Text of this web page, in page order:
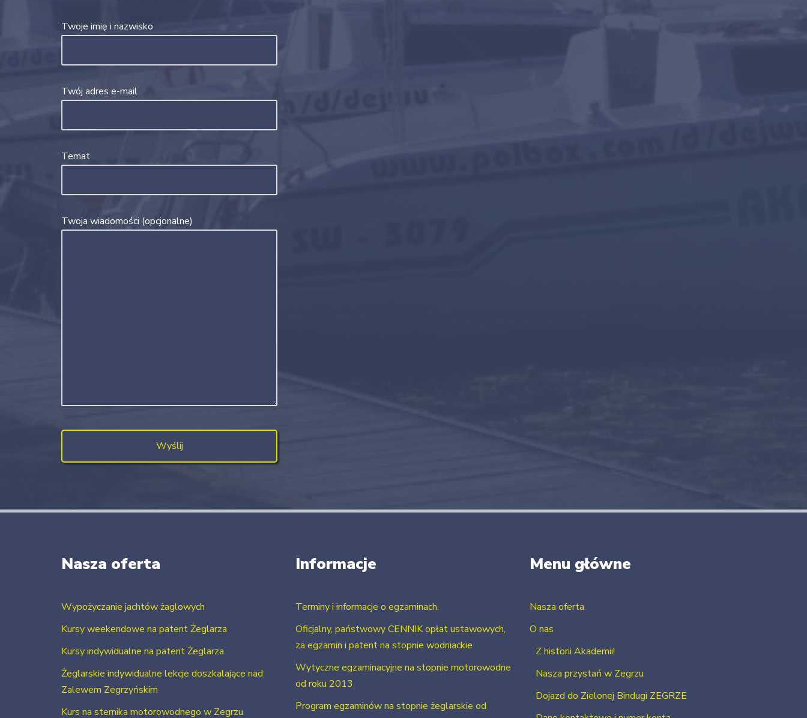
Twoje imię i nazwisko
Twój adres e-mail
Temat
Twoja wiadomości (opcjonalne)
Nasza oferta
Wypożyczanie jachtów żaglowych
Kursy weekendowe na patent Żeglarza
Kursy indywidualne na patent Żeglarza
Żeglarskie indywidualne lekcje doszkalające nad
Zalewem Zegrzyńskim
Kurs na sternika motorowodnego w Zegrzu
Informacje
Terminy i informacje o egzaminach.
Oficjalny, państwowy CENNIK opłat ustawowych,
za egzamin i patent na stopnie wodniackie
Wytyczne egzaminacyjne na stopnie motorowodne
od roku 2013
Program egzaminów na stopnie żeglarskie od
Menu główne
Nasza oferta
O nas
Z historii Akademii!
Nasza przystań w Zegrzu
Dojazd do Zielonej Bindugi ZEGRZE